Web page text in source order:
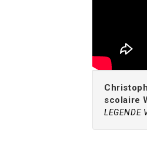
scolaire
LEGENDE